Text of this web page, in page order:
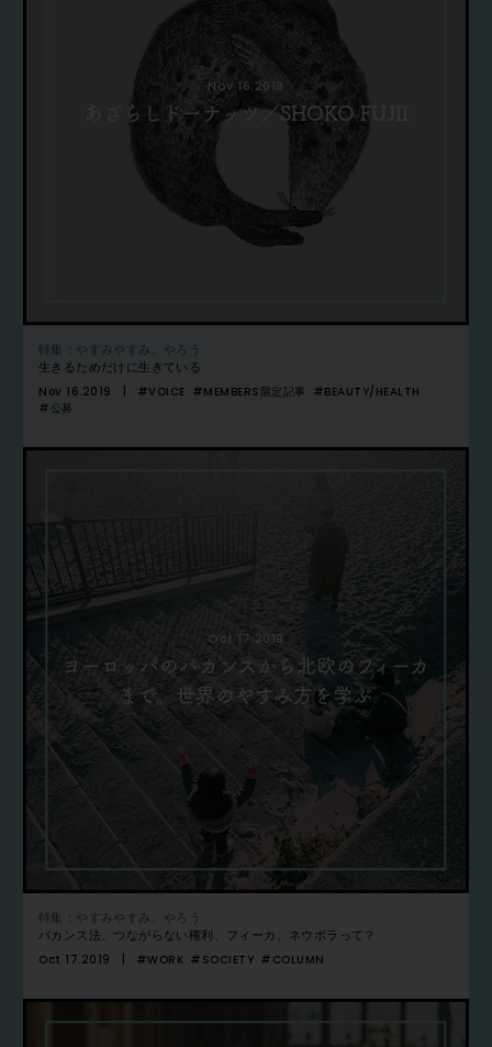
Nov 16.2019
あざらしドーナッツ／SHOKO FUJII
特集：やすみやすみ、やろう
生きるためだけに生きている
Nov 16.2019
#VOICE #MEMBERS限定記事 #BEAUTY/HEALTH
#公募
Oct 17.2019
ヨーロッパのバカンスから北欧のフィーカ
まで。世界のやすみ方を学ぶ
特集：やすみやすみ、やろう
バカンス法、つながらない権利、フィーカ、ネウボラって？
Oct 17.2019
#WORK #SOCIETY #COLUMN